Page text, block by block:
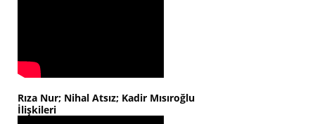
Rıza Nur; Nihal Atsız; Kadir Mısıroğlu
İlişkileri